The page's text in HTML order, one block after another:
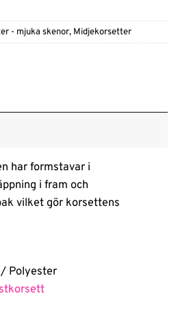
- mjuka skenor, Midjekorsetter
har formstavar i
i fram och
vilket gör korsettens
Polyester